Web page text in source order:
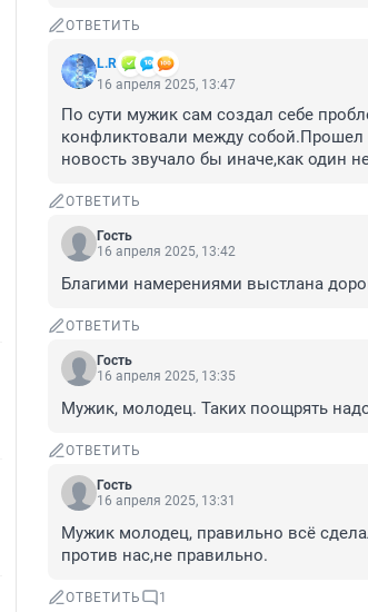
ОТВЕТИТЬ
L.R
16 апреля 2025, 13:47
По сути мужик сам создал себе
конфликтовали между
новость звучало бы иначе,как один
ОТВЕТИТЬ
Гость
16 апреля 2025, 13:42
Благими намерениями выстлана
ОТВЕТИТЬ
Гость
16 апреля 2025, 13:35
Мужик, молодец. Таких поощрять
ОТВЕТИТЬ
Гость
16 апреля 2025, 13:31
Мужик молодец, правильно всё
против нас,не правильно.
ОТВЕТИТЬ 1